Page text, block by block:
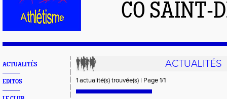
CO SAINT-
ACTUALITÉS
EDITOS
ACTUALITÉS
1 actualité(s) trouvée(s) | Page 1/1